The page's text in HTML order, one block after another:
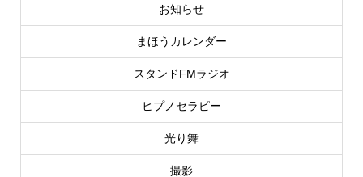
お知らせ
まほうカレンダー
スタンドFMラジオ
ヒプノセラピー
光り舞
撮影